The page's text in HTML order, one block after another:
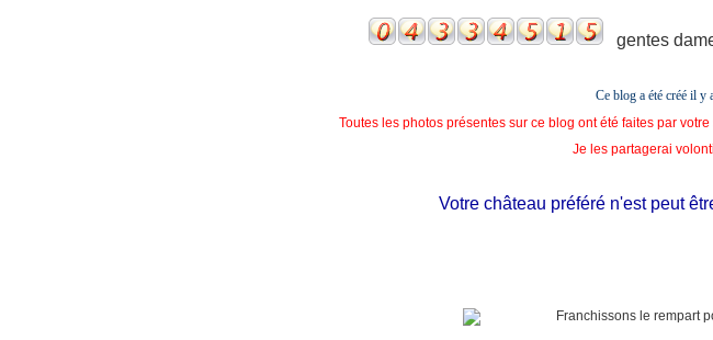
gentes
Ce blog a été créé il y
Toutes les photos présentes sur ce blog ont été faites par votre
Je les partagerai
Votre château préféré n'est peut